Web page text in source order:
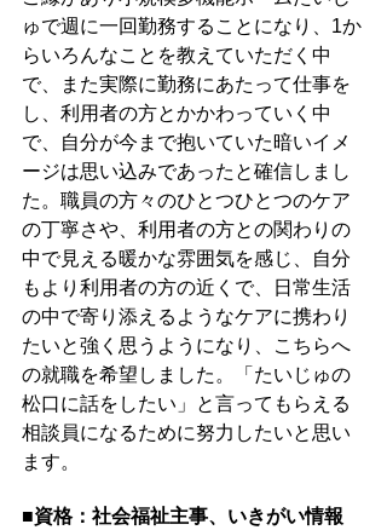
ゅで週に一回勤務することになり、1か
らいろんなことを教えていただく中
で、また実際に勤務にあたって仕事を
し、利用者の方とかかわっていく中
で、自分が今まで抱いていた暗いイメ
ージは思い込みであったと確信しまし
た。職員の方々のひとつひとつのケア
の丁寧さや、利用者の方との関わりの
中で見える暖かな雰囲気を感じ、自分
もより利用者の方の近くで、日常生活
の中で寄り添えるようなケアに携わり
たいと強く思うようになり、こちらへ
の就職を希望しました。「たいじゅの
松口に話をしたい」と言ってもらえる
相談員になるために努力したいと思い
ます。
■資格：社会福祉主事、いきがい情報